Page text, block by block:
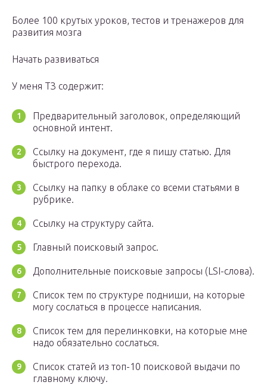
Более 100 крутых уроков, тестов и тренажеров для
развития мозга
Начать развиваться
У меня ТЗ содержит:
Предварительный заголовок, определяющий
основной интент.
Ссылку на документ, где я пишу статью. Для
быстрого перехода.
Ссылку на папку в облаке со всеми статьями в
рубрике.
Ссылку на структуру сайта.
Главный поисковый запрос.
Дополнительные поисковые запросы (LSI-слова).
Список тем по структуре подниши, на которые
могу сослаться в процессе написания.
Список тем для перелинковки, на которые мне
надо обязательно сослаться.
Список статей из топ-10 поисковой выдачи по
главному ключу.